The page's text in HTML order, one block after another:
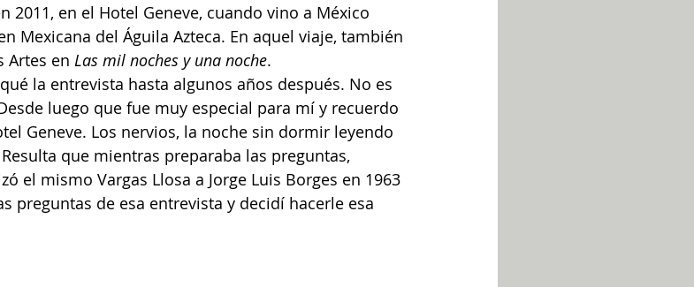
2011, en el Hotel Geneve, cuando vino a México
Mexicana del Águila Azteca. En aquel viaje, también
Artes en Las mil noches y una noche.
la entrevista hasta algunos años después. No es
luego que fue muy especial para mí y recuerdo
Geneve. Los nervios, la noche sin dormir leyendo
que mientras preparaba las preguntas,
el mismo Vargas Llosa a Jorge Luis Borges en 1963
preguntas de esa entrevista y decidí hacerle esa